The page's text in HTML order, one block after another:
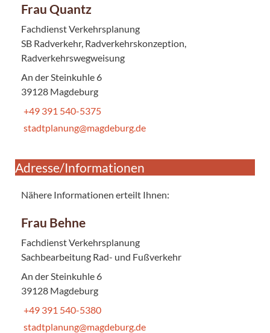
Frau Quantz
Fachdienst Verkehrsplanung
SB Radverkehr, Radverkehrskonzeption,
Radverkehrswegweisung
An der Steinkuhle 6
39128 Magdeburg
+49 391 540-5375
stadtplanung@magdeburg.de
Adresse/Informationen
Nähere Informationen erteilt Ihnen:
Frau Behne
Fachdienst Verkehrsplanung
Sachbearbeitung Rad- und Fußverkehr
An der Steinkuhle 6
39128 Magdeburg
+49 391 540-5380
stadtplanung@magdeburg.de